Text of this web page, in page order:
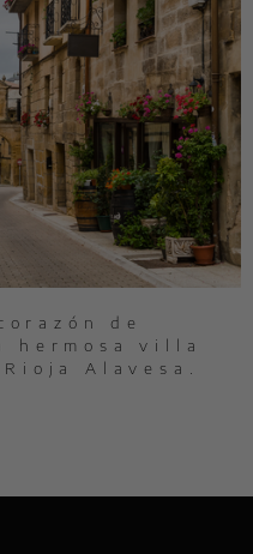
de
hermosa villa
Alavesa.